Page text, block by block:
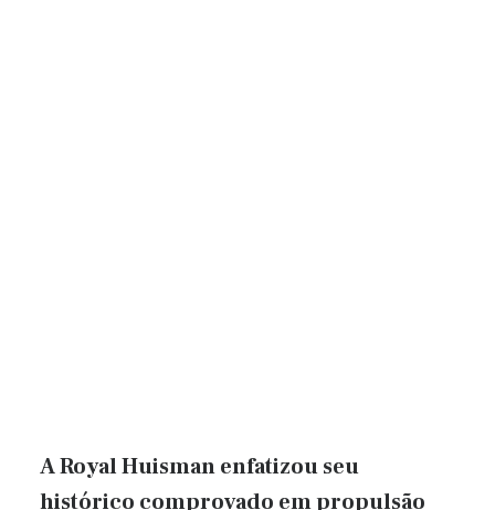
A Royal Huisman enfatizou seu
histórico comprovado em propulsão